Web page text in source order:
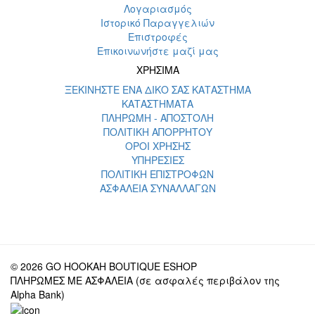
Λογαριασμός
Ιστορικό Παραγγελιών
Επιστροφές
Επικοινωνήστε μαζί μας
ΧΡΗΣΙΜΑ
ΞΕΚΙΝΗΣΤΕ ΕΝΑ ΔΙΚΟ ΣΑΣ ΚΑΤΑΣΤΗΜΑ
ΚΑΤΑΣΤΗΜΑΤΑ
ΠΛΗΡΩΜΗ - ΑΠΟΣΤΟΛΗ
ΠΟΛΙΤΙΚΗ ΑΠΟΡΡΗΤΟΥ
ΟΡΟΙ ΧΡΗΣΗΣ
ΥΠΗΡΕΣΙΕΣ
ΠΟΛΙΤΙΚΗ ΕΠΙΣΤΡΟΦΩΝ
ΑΣΦΑΛΕΙΑ ΣΥΝΑΛΛΑΓΩΝ
© 2026 GO HOOKAH BOUTIQUE ESHOP
ΠΛΗΡΩΜΕΣ ΜΕ ΑΣΦΑΛΕΙΑ (σε ασφαλές περιβάλον της
Alpha Bank)